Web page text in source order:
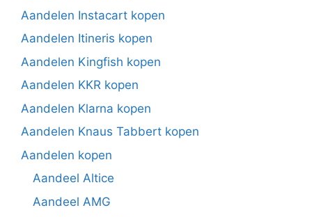
Aandelen Instacart kopen
Aandelen Itineris kopen
Aandelen Kingfish kopen
Aandelen KKR kopen
Aandelen Klarna kopen
Aandelen Knaus Tabbert kopen
Aandelen kopen
Aandeel Altice
Aandeel AMG